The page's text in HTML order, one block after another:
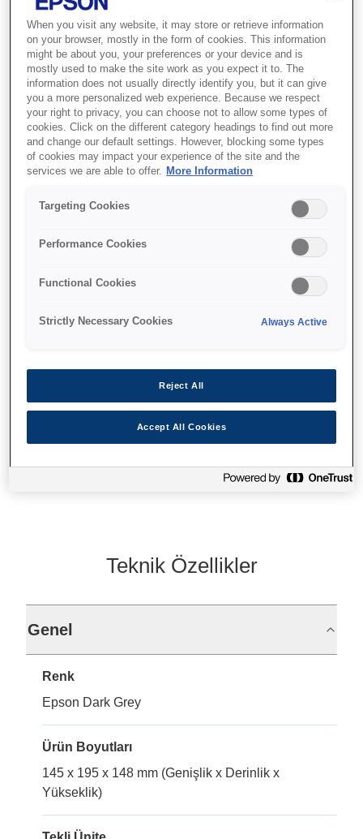
SKU:C31C636051
Epson TM-T88IV
(051): Powered USB,
w/o PS, EDG
Hizmet noktanızı bu dünya lideri
hizmetlerine daha çok zaman
Find support
Teknik Özellikler
Genel
Renk
Epson Dark Grey
Ürün Boyutları
145 x 195 x 148 mm (Genişlik x Derinlik x
Yükseklik)
When you visit any website, it may store or retrieve information
on your browser, mostly in the form of cookies. This information
might be about you, your preferences or your device and is
mostly used to make the site work as you expect it to. The
information does not usually directly identify you, but it can give
you a more personalized web experience. Because we respect
your right to privacy, you can choose not to allow some types of
cookies. Click on the different category headings to find out more
and change our default settings. However, blocking some types
of cookies may impact your experience of the site and the
services we are able to offer.
More Information
Targeting Cookies
Performance Cookies
Functional Cookies
Strictly Necessary Cookies Always Active
Reject All
Accept All Cookies